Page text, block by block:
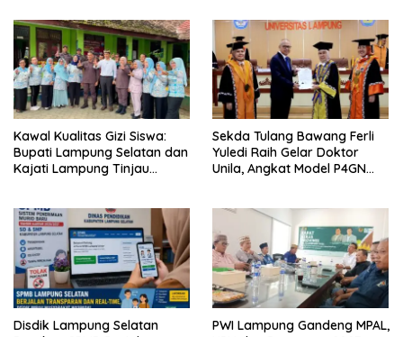
Lampung
Kawal Kualitas Gizi Siswa:
Bupati Lampung Selatan dan
Kajati Lampung Tinjau
Sekda Tulang Bawang Ferli
Yuledi Raih Gelar Doktor
Unila, Angkat Model P4GN
Disdik Lampung Selatan
PWI Lampung Gandeng MPAL,